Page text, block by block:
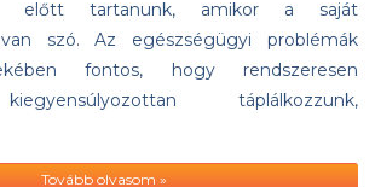
előtt tartanunk, amikor a saját
szó. Az egészségügyi problémák
fontos, hogy rendszeresen
táplálkozzunk,
Tovább olvasom »